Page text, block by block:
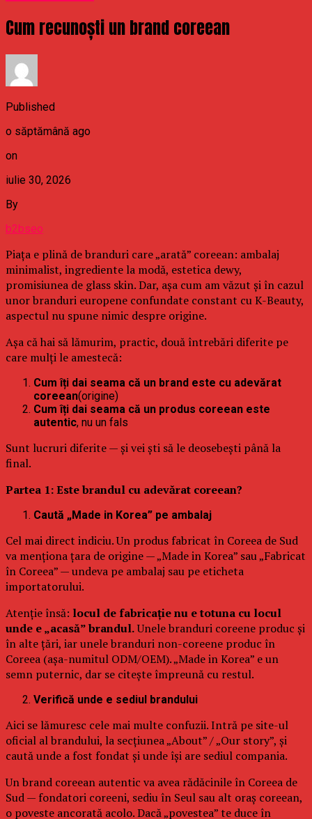
Cum recunoști un brand coreean
Published
o săptămână ago
on
iulie 30, 2026
By
b2bseo
Piața e plină de branduri care „arată” coreean: ambalaj
minimalist, ingrediente la modă, estetica dewy,
promisiunea de glass skin. Dar, așa cum am văzut și în cazul
unor branduri europene confundate constant cu K-Beauty,
aspectul nu spune nimic despre origine.
Așa că hai să lămurim, practic, două întrebări diferite pe
care mulți le amestecă:
Cum îți dai seama că un brand este cu adevărat
coreean(origine)
Cum îți dai seama că un produs coreean este
autentic, nu un fals
Sunt lucruri diferite — și vei ști să le deosebești până la
final.
Partea 1: Este brandul cu adevărat coreean?
Caută „Made in Korea” pe ambalaj
Cel mai direct indiciu. Un produs fabricat în Coreea de Sud
va menționa țara de origine — „Made in Korea” sau „Fabricat
în Coreea” — undeva pe ambalaj sau pe eticheta
importatorului.
Atenție însă: locul de fabricație nu e totuna cu locul
unde e „acasă” brandul.Unele branduri coreene produc și
în alte țări, iar unele branduri non-coreene produc în
Coreea (așa-numitul ODM/OEM). „Made in Korea” e un
semn puternic, dar se citește împreună cu restul.
Verifică unde e sediul brandului
Aici se lămuresc cele mai multe confuzii. Intră pe site-ul
oficial al brandului, la secțiunea „About” / „Our story”, și
caută unde a fost fondat și unde își are sediul compania.
Un brand coreean autentic va avea rădăcinile în Coreea de
Sud — fondatori coreeni, sediu în Seul sau alt oraș coreean,
o poveste ancorată acolo. Dacă „povestea” te duce în